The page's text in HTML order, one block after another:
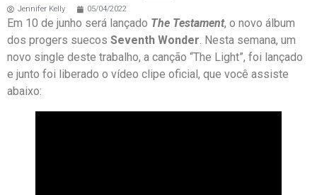
Jennifer Kelly 05/04/2022
Em 10 de junho será lançado The Testament, o novo álbum
dos progers suecos Seventh Wonder. Nesta semana, um
novo single deste trabalho, a canção “The Light”, foi lançado
e junto foi liberado o vídeo clipe oficial, que você assiste
abaixo: